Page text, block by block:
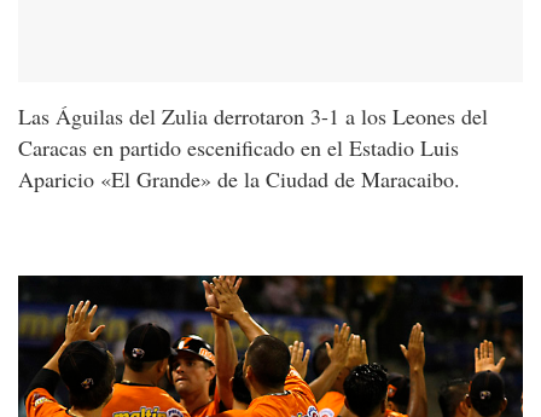
Las Águilas del Zulia derrotaron 3-1 a los Leones del
Caracas en partido escenificado en el Estadio Luis
Aparicio «El Grande» de la Ciudad de Maracaibo.